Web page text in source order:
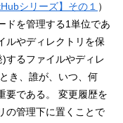
シリーズ】その１ ）
ドを管理する1単位であ
ルやディレクトリを保
するファイルやディレ
き、誰が、いつ、何
要である。 変更履歴を
の管理下に置くことで